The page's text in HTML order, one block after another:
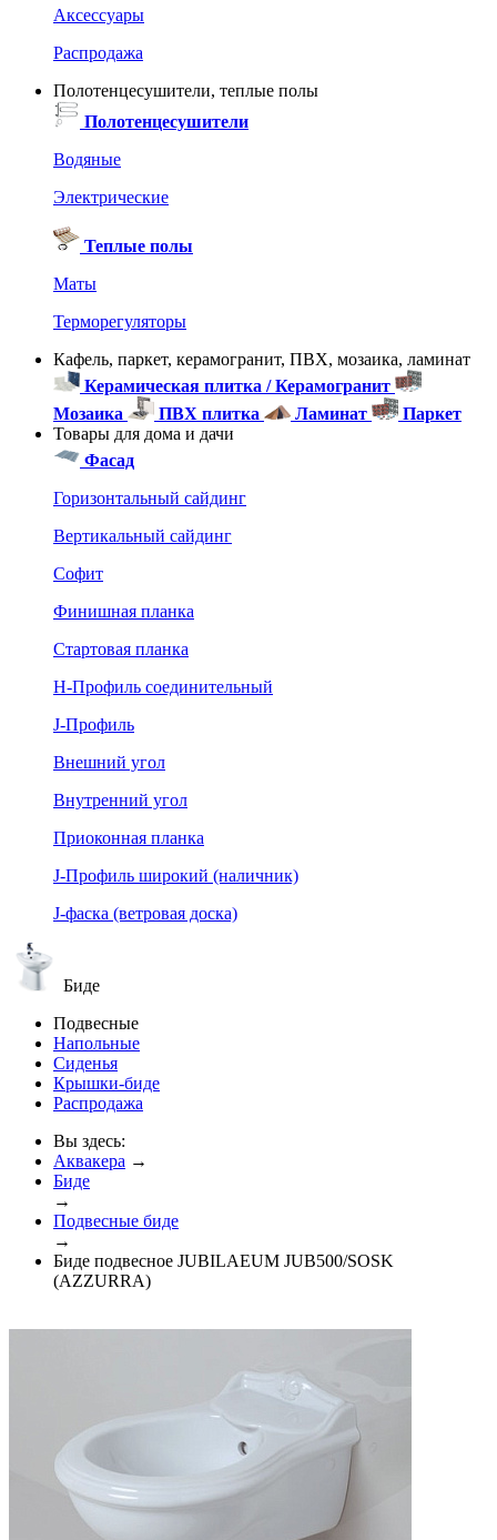
Аксессуары
Распродажа
Полотенцесушители, теплые полы
Полотенцесушители
Водяные
Электрические
Теплые полы
Маты
Терморегуляторы
Кафель, паркет, керамогранит, ПВХ, мозаика, ламинат
Керамическая плитка / Керамогранит
Мозаика
ПВХ плитка Ламинат
Паркет
Товары для дома и дачи
Фасад
Горизонтальный сайдинг
Вертикальный сайдинг
Софит
Финишная планка
Стартовая планка
Н-Профиль соединительный
J-Профиль
Внешний угол
Внутренний угол
Приоконная планка
J-Профиль широкий (наличник)
J-фаска (ветровая доска)
Биде
Подвесные
Напольные
Сиденья
Крышки-биде
Распродажа
Вы здесь:
Аквакера →
Биде
→
Подвесные биде
→
Биде подвесное JUBILAEUM JUB500/SOSK
(AZZURRA)